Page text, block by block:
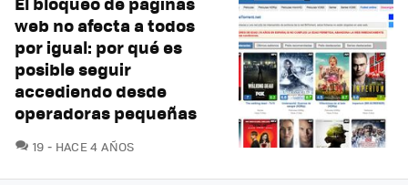
web no afecta a todos
por igual: por qué es
posible seguir
accediendo desde
operadoras pequeñas
19 COMENTARIOS
HACE 4 AÑOS